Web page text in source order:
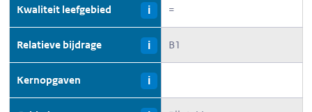
Kwaliteit leefgebied i =
Relatieve bijdrage i B1
Kernopgaven i